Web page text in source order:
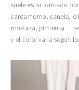
suele estar formado
cardamomo, canela,
mostaza, pimienta…
y el color varia según